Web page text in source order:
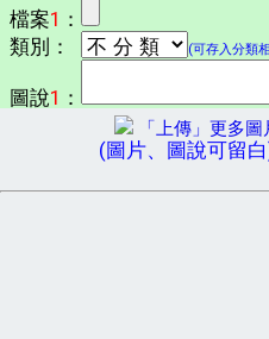
檔案1 ：
類別：
(可存入分類
圖說1 ：
「上傳」更多圖
(圖片、圖說可留